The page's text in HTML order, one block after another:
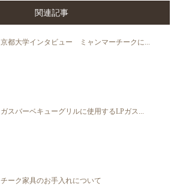
関連記事
京都大学インタビュー ミャンマーチークに...
ガスバーベキューグリルに使用するLPガス...
チーク家具のお手入れについて